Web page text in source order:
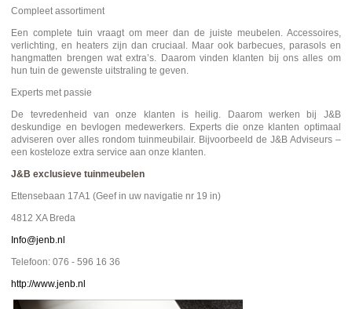
Compleet assortiment
Een complete tuin vraagt om meer dan de juiste meubelen. Accessoires,
verlichting, en heaters zijn dan cruciaal. Maar ook barbecues, parasols en
hangmatten brengen wat extra’s. Daarom vinden klanten bij ons alles om
hun tuin de gewenste uitstraling te geven.
Experts met passie
De tevredenheid van onze klanten is heilig. Daarom werken bij J&B
deskundige en bevlogen medewerkers. Experts die onze klanten optimaal
adviseren over alles rondom tuinmeubilair. Bijvoorbeeld de J&B Adviseurs –
een kosteloze extra service aan onze klanten.
J&B exclusieve tuinmeubelen
Ettensebaan 17A1 (Geef in uw navigatie nr 19 in)
4812 XA Breda
Info@jenb.nl
Telefoon: 076 - 596 16 36
http://www.jenb.nl